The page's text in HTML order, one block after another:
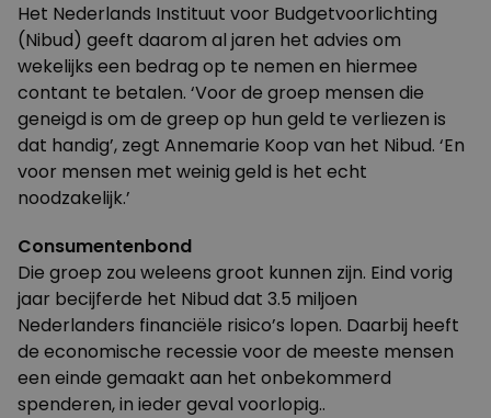
Het Nederlands Instituut voor Budgetvoorlichting
(Nibud) geeft daarom al jaren het advies om
wekelijks een bedrag op te nemen en hiermee
contant te betalen. ‘Voor de groep mensen die
geneigd is om de greep op hun geld te verliezen is
dat handig’, zegt Annemarie Koop van het Nibud. ‘En
voor mensen met weinig geld is het echt
noodzakelijk.’
Consumentenbond
Die groep zou weleens groot kunnen zijn. Eind vorig
jaar becijferde het Nibud dat 3.5 miljoen
Nederlanders financiële risico’s lopen. Daarbij heeft
de economische recessie voor de meeste mensen
een einde gemaakt aan het onbekommerd
spenderen, in ieder geval voorlopig..